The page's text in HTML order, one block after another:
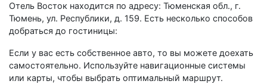
Отель Восток находится по адресу: Тюменская обл., г.
Тюмень, ул. Республики, д. 159. Есть несколько способов
добраться до гостиницы:
Если у вас есть собственное авто, то вы можете доехать
самостоятельно. Используйте навигационные системы
или карты, чтобы выбрать оптимальный маршрут.